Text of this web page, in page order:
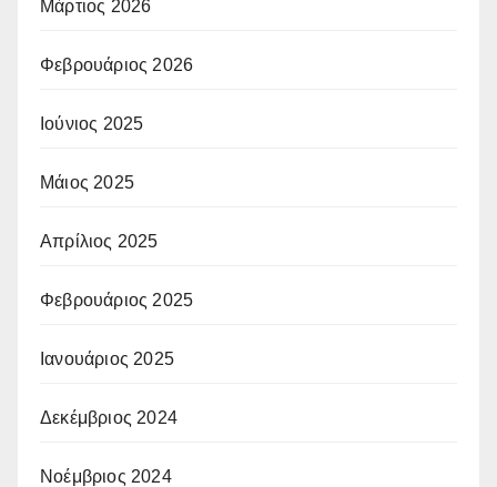
Μάρτιος 2026
Φεβρουάριος 2026
Ιούνιος 2025
Μάιος 2025
Απρίλιος 2025
Φεβρουάριος 2025
Ιανουάριος 2025
Δεκέμβριος 2024
Νοέμβριος 2024